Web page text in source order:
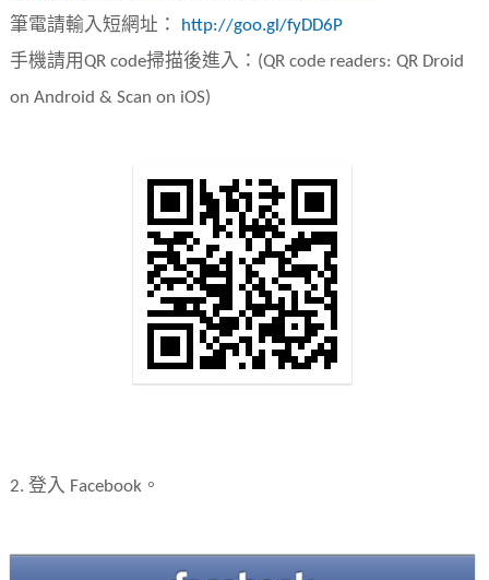
筆電請輸入短網址：
http://goo.gl/fyDD6P
手機請用QR code掃描後進入：(QR code readers: QR Droid
on Android & Scan on iOS)
2. 登入 Facebook。